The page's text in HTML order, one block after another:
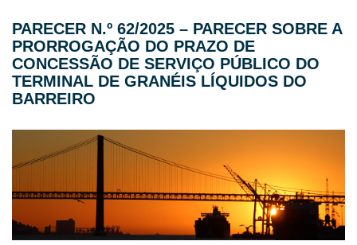
PARECER N.º 62/2025 – PARECER SOBRE A
PRORROGAÇÃO DO PRAZO DE
CONCESSÃO DE SERVIÇO PÚBLICO DO
TERMINAL DE GRANÉIS LÍQUIDOS DO
BARREIRO